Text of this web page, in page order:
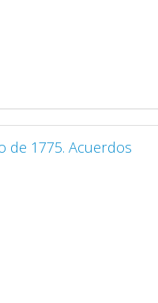
de 1775. Acuerdos